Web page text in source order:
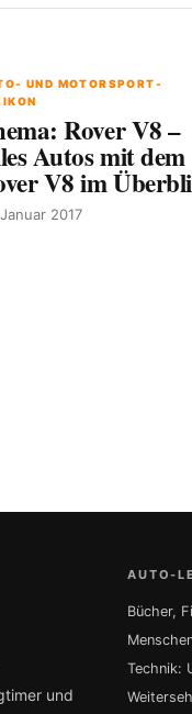
UND MOTORSPORT-
Rover V8 –
Autos mit dem
V8 im
2017
und
AUTO-
Bücher,
Technik: